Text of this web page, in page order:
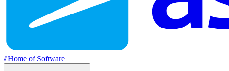
//Home of Software